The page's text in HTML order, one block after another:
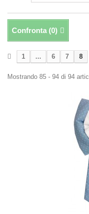
Confronta (0)
1 ... 6 7 8
Mostrando 85 - 94 di 94